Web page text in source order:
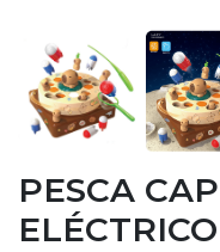
PESCA